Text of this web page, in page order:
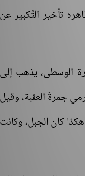
تأخير التَّكبير عن
الوسطى، يذهب إلى
جمرةَ العقبة، وقيل
كان الجبل، وكانت